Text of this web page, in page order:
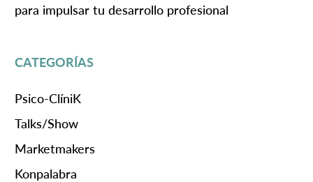
para impulsar tu desarrollo profesional
CATEGORÍAS
Psico-ClíniK
Talks/Show
Marketmakers
Konpalabra